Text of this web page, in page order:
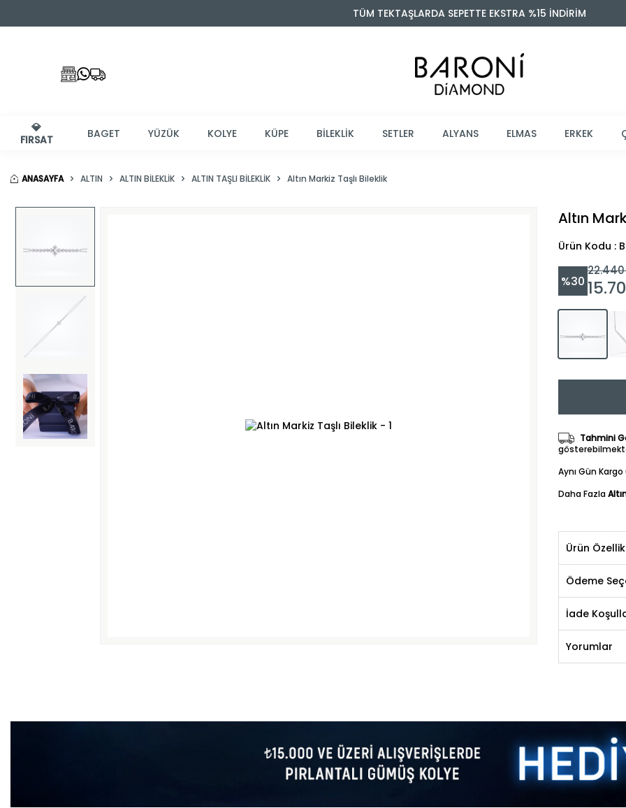
TÜM TEKTAŞLARDA SEPETTE EKSTRA %15 İNDİRİM
💎
FIRSAT
BAGET YÜZÜK KOLYE KÜPE BİLEKLİK SETLER ALYANS ELMAS ERKEK
ANASAYFA ALTIN ALTIN BILEKLIK ALTIN TAŞLI BILEKLIK Altın Markiz Taşlı Bileklik
Altın
Ürün Kodu :
%30
22.440
Tahmini
Aynı Gün
Daha Fazla
Ürün
Ödeme
İade
Yorumlar